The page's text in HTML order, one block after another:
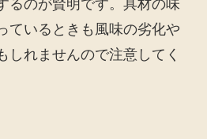
るのが賢明です。具材の味
ているときも風味の劣化や
しれませんので注意してく